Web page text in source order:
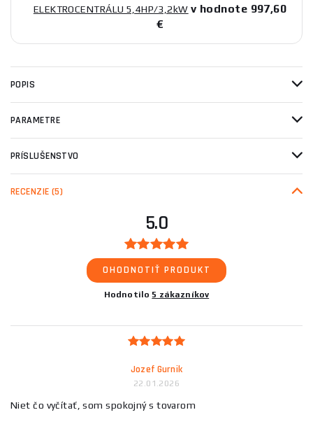
ELEKTROCENTRÁLU 5,4HP/3,2kW v hodnote 997,60
€
POPIS
PARAMETRE
PRÍSLUŠENSTVO
RECENZIE (5)
5.0
OHODNOTIŤ PRODUKT
Hodnotilo 5 zákazníkov
Jozef Gurnik
22.01.2026
Niet čo vyčítať, som spokojný s tovarom